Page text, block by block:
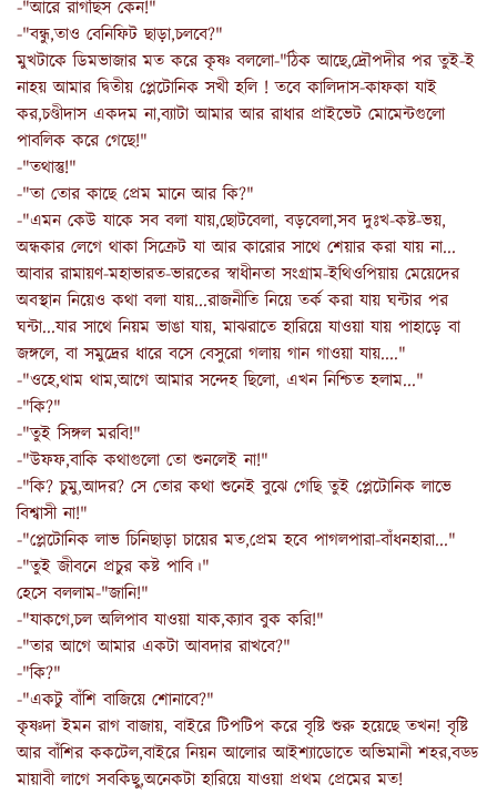
-"আরে রাগছিস কেন!"
-"বন্ধু,তাও বেনিফিট ছাড়া,চলবে?"
মুখটাকে ডিমভাজার মত করে কৃষ্ণ বললো-"ঠিক আছে,দ্রৌপদীর পর তুই-ই
নাহয় আমার দ্বিতীয় প্লেটোনিক সখী হলি ! তবে কালিদাস-কাফকা যাই
কর,চণ্ডীদাস একদম না,ব্যাটা আমার আর রাধার প্রাইভেট মোমেন্টগুলো
পাবলিক করে গেছে!"
-"তথাস্তু!"
-"তা তোর কাছে প্রেম মানে আর কি?"
-"এমন কেউ যাকে সব বলা যায়,ছোটবেলা, বড়বেলা,সব দুঃখ-কষ্ট-ভয়,
অন্ধকার লেগে থাকা সিক্রেট যা আর কারোর সাথে শেয়ার করা যায় না...
আবার রামায়ণ-মহাভারত-ভারতের স্বাধীনতা সংগ্রাম-ইথিওপিয়ায় মেয়েদের
অবস্থান নিয়েও কথা বলা যায়...রাজনীতি নিয়ে তর্ক করা যায় ঘন্টার পর
ঘন্টা...যার সাথে নিয়ম ভাঙা যায়, মাঝরাতে হারিয়ে যাওয়া যায় পাহাড়ে বা
জঙ্গলে, বা সমুদ্রের ধারে বসে বেসুরো গলায় গান গাওয়া যায়...."
-"ওহে,থাম থাম,আগে আমার সন্দেহ ছিলো, এখন নিশ্চিত হলাম..."
-"কি?"
-"তুই সিঙ্গল মরবি!"
-"উফফ,বাকি কথাগুলো তো শুনলেই না!"
-"কি? চুমু,আদর? সে তোর কথা শুনেই বুঝে গেছি তুই প্লেটোনিক লাভে
বিশ্বাসী না!"
-"প্লেটোনিক লাভ চিনিছাড়া চায়ের মত,প্রেম হবে পাগলপারা-বাঁধনহারা..."
-"তুই জীবনে প্রচুর কষ্ট পাবি।"
হেসে বললাম-"জানি!"
-"যাকগে,চল অলিপাব যাওয়া যাক,ক্যাব বুক করি!"
-"তার আগে আমার একটা আবদার রাখবে?"
-"কি?"
-"একটু বাঁশি বাজিয়ে শোনাবে?"
কৃষ্ণদা ইমন রাগ বাজায়, বাইরে টিপটিপ করে বৃষ্টি শুরু হয়েছে তখন! বৃষ্টি
আর বাঁশির ককটেল,বাইরে নিয়ন আলোর আইশ্যাডোতে অভিমানী শহর,বড্ড
মায়াবী লাগে সবকিছু,অনেকটা হারিয়ে যাওয়া প্রথম প্রেমের মত!